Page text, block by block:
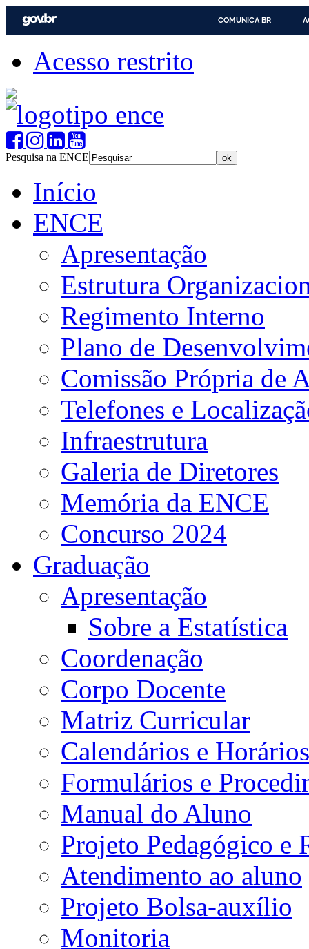
COMUNICA BR
Acesso restrito
Pesquisa na ENCE
Início
ENCE
Apresentação
Estrutura
Regimento Interno
Plano de
Comissão Própria de
Telefones e
Infraestrutura
Galeria de Diretores
Memória da ENCE
Concurso 2024
Graduação
Apresentação
Sobre a Estatística
Coordenação
Corpo Docente
Matriz Curricular
Calendários e Horários
Formulários e
Manual do Aluno
Projeto Pedagógico e
Atendimento ao aluno
Projeto Bolsa-auxílio
Monitoria